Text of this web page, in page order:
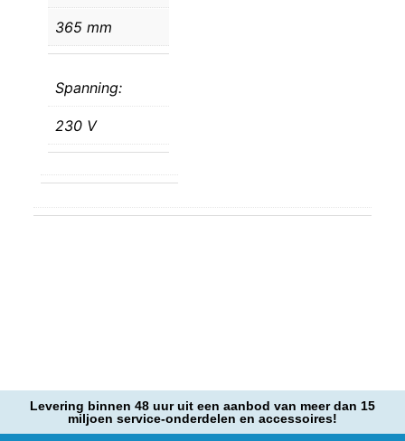
365 mm
Spanning:
230 V
Levering binnen 48 uur uit een aanbod van meer dan 15
miljoen service-onderdelen en accessoires!